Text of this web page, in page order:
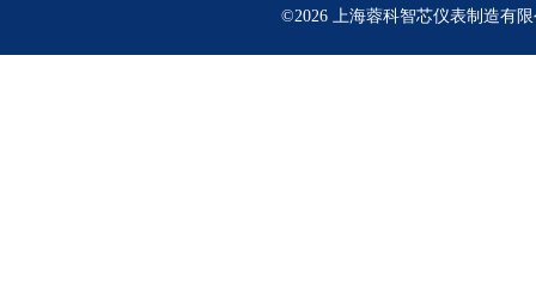
©2026 上海蓉科智芯仪表制造有